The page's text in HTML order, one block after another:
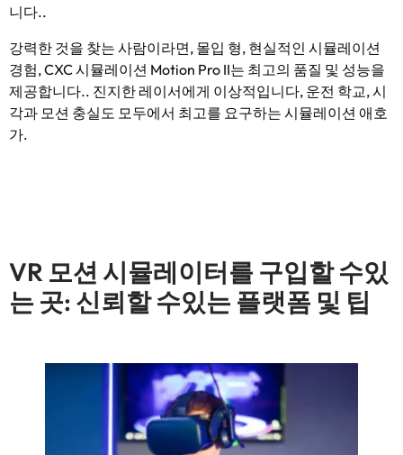
니다..
강력한 것을 찾는 사람이라면, 몰입 형, 현실적인 시뮬레이션
경험, CXC 시뮬레이션 Motion Pro II는 최고의 품질 및 성능을
제공합니다.. 진지한 레이서에게 이상적입니다, 운전 학교, 시
각과 모션 충실도 모두에서 최고를 요구하는 시뮬레이션 애호
가.
VR 모션 시뮬레이터를 구입할 수있
는 곳: 신뢰할 수있는 플랫폼 및 팁